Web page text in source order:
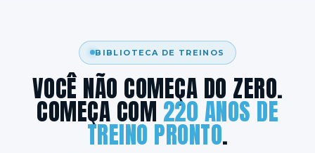
BIBLIOTECA DE TREINOS
VOCÊ NÃO COMEÇA DO ZERO.
COMEÇA COM 220 ANOS DE
TREINO PRONTO.